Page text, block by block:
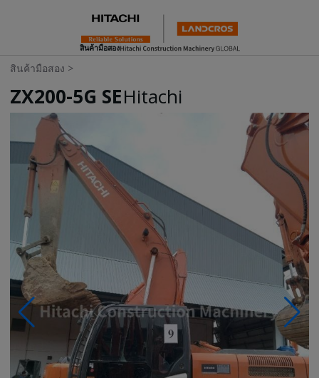
สินค้ามือสอง
สินค้ามือสอง >
ZX200-5G SEHitachi
Photos & Videos